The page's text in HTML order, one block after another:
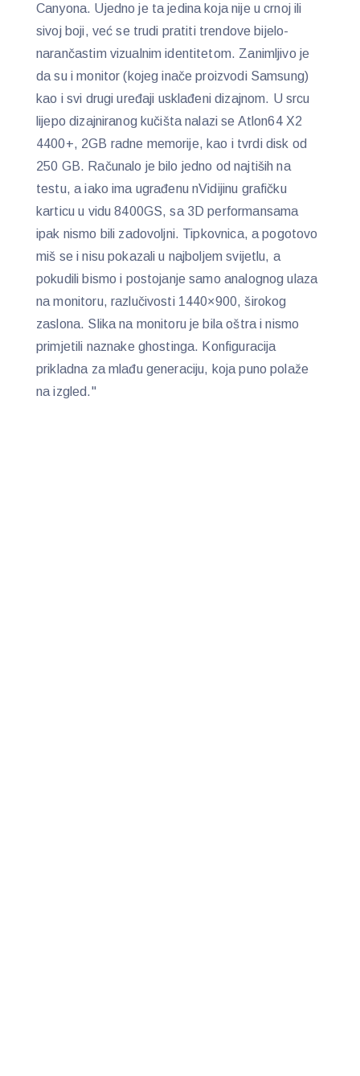
Canyona. Ujedno je ta jedina koja nije u crnoj ili
sivoj boji, već se trudi pratiti trendove bijelo-
narančastim vizualnim identitetom. Zanimljivo je
da su i monitor (kojeg inače proizvodi Samsung)
kao i svi drugi uređaji usklađeni dizajnom. U srcu
lijepo dizajniranog kučišta nalazi se Atlon64 X2
4400+, 2GB radne memorije, kao i tvrdi disk od
250 GB. Računalo je bilo jedno od najtiših na
testu, a iako ima ugrađenu nVidijinu grafičku
karticu u vidu 8400GS, sa 3D performansama
ipak nismo bili zadovoljni. Tipkovnica, a pogotovo
miš se i nisu pokazali u najboljem svijetlu, a
pokudili bismo i postojanje samo analognog ulaza
na monitoru, razlučivosti 1440×900, širokog
zaslona. Slika na monitoru je bila oštra i nismo
primjetili naznake ghostinga. Konfiguracija
prikladna za mlađu generaciju, koja puno polaže
na izgled."